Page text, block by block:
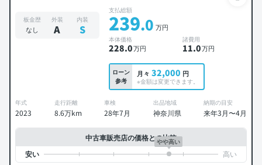
板金歴
なし
外装
A
内装
S
支払総額
239.0 万円
本体価格
228.0万円
諸費用
11.0万円
ローン
参考
月々 32,000 円
※金額は変更できます。
年式
2023
走行距離
8.6万km
車検
28年7月
出品地域
神奈川県
納期の目安
来年3月〜4月
中古車販売店の価格との比較
やや高い